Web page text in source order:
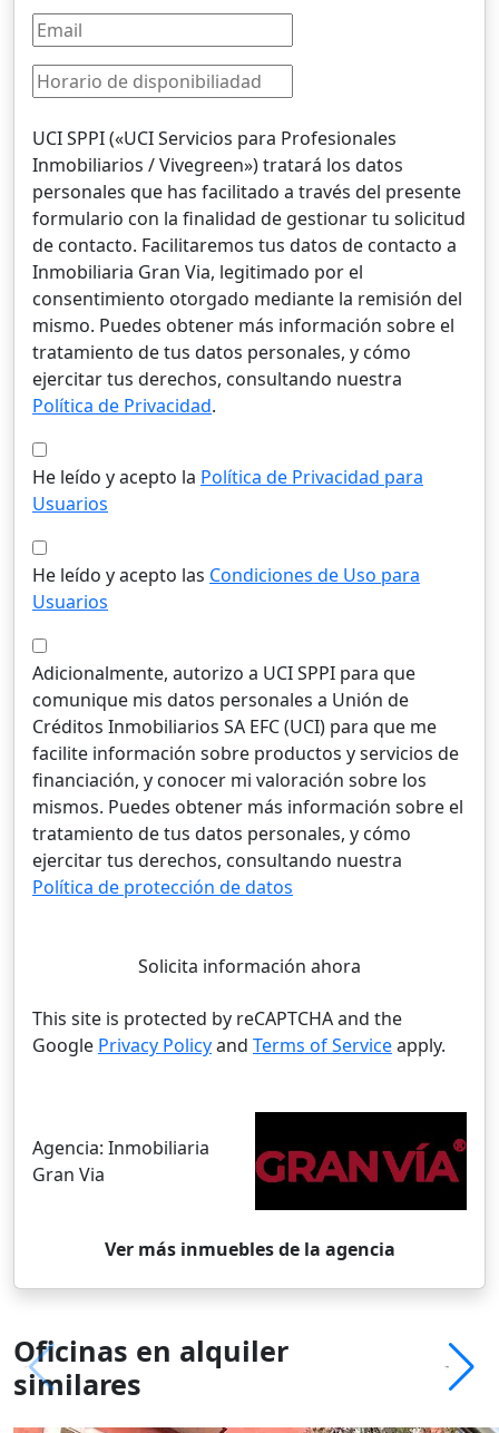
UCI SPPI («UCI Servicios para Profesionales
Inmobiliarios / Vivegreen») tratará los datos
personales que has facilitado a través del presente
formulario con la finalidad de gestionar tu solicitud
de contacto. Facilitaremos tus datos de contacto a
Inmobiliaria Gran Via, legitimado por el
consentimiento otorgado mediante la remisión del
mismo. Puedes obtener más información sobre el
tratamiento de tus datos personales, y cómo
ejercitar tus derechos, consultando nuestra
Política de Privacidad.
He leído y acepto la Política de Privacidad para
Usuarios
He leído y acepto las Condiciones de Uso para
Usuarios
Adicionalmente, autorizo a UCI SPPI para que
comunique mis datos personales a Unión de
Créditos Inmobiliarios SA EFC (UCI) para que me
facilite información sobre productos y servicios de
financiación, y conocer mi valoración sobre los
mismos. Puedes obtener más información sobre el
tratamiento de tus datos personales, y cómo
ejercitar tus derechos, consultando nuestra
Política de protección de datos
Solicita información ahora
This site is protected by reCAPTCHA and the
Google Privacy Policyand Terms of Serviceapply.
Agencia: Inmobiliaria
Gran Via
Ver más inmuebles de la agencia
Oficinas en alquiler
similares